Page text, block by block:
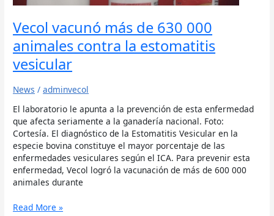
Vecol vacunó más de 630 000
animales contra la estomatitis
vesicular
News /adminvecol
El laboratorio le apunta a la prevención de esta enfermedad
que afecta seriamente a la ganadería nacional. Foto:
Cortesía. El diagnóstico de la Estomatitis Vesicular en la
especie bovina constituye el mayor porcentaje de las
enfermedades vesiculares según el ICA. Para prevenir esta
enfermedad, Vecol logró la vacunación de más de 600 000
animales durante
Read More »